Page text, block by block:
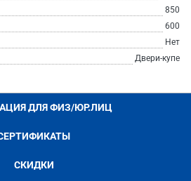
850
600
Нет
Двери-купе
ДЛЯ ФИЗ/ЮР.ЛИЦ
СКИДКИ